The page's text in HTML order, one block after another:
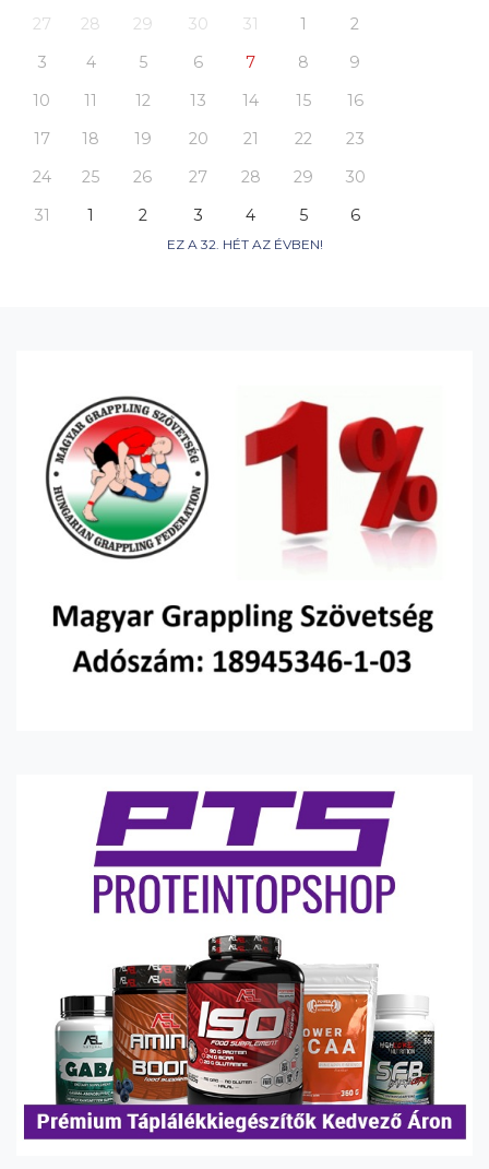
27 28 29 30 31 1
2
3
4 5 6 7 8
9
10
11 12 13 14 15
16
17
18 19 20 21 22
23
24
25 26 27 28 29
30
31
1 2 3 4 5 6
EZ A 32. HÉT AZ ÉVBEN!